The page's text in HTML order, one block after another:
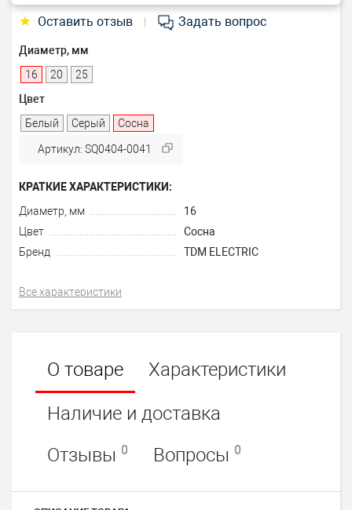
★ Оставить отзыв Задать вопрос
Диаметр, мм
16
20
25
Цвет
Белый
Серый Сосна
Артикул: SQ0404-0041
КРАТКИЕ ХАРАКТЕРИСТИКИ:
Диаметр, мм
16
Цвет
Сосна
Бренд
TDM ELECTRIC
Все характеристики
О товаре
Характеристики
Наличие и доставка
Отзывы 0 Вопросы 0